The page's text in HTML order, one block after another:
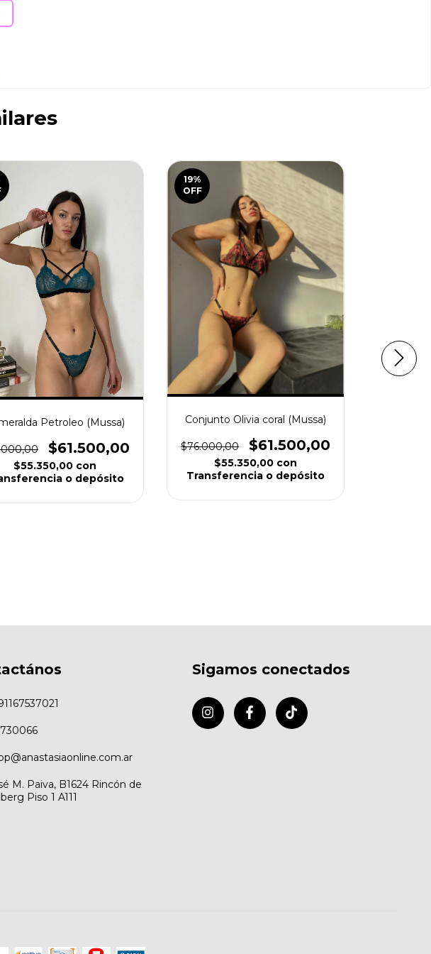
Petroleo (Mussa)
$61.500,00
$55.350,00 con
o depósito
19%
OFF
Conjunto Olivia coral (Mussa)
$76.000,00 $61.500,00
$55.350,00 con
Transferencia o depósito
M. Paiva, B1624 Rincón de
Piso 1 A111
Sigamos conectados